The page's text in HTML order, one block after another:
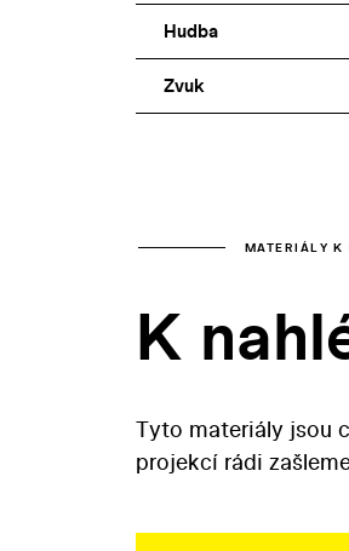
Hudba
Zvuk
MATERIÁLY K
K
Tyto materiály jsou
projekcí rádi